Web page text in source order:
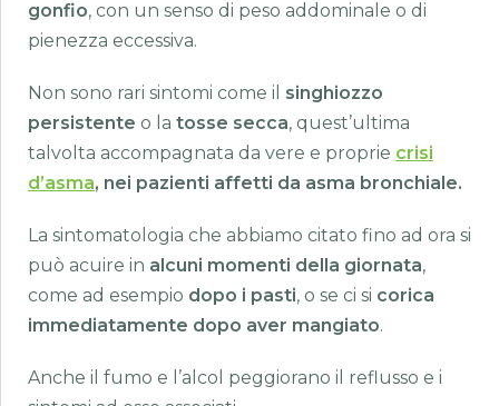
gonfio, con un senso di peso addominale o di
pienezza eccessiva.
Non sono rari sintomi come il singhiozzo
persistente o la tosse secca, quest’ultima
talvolta accompagnata da vere e proprie crisi
d’asma, nei pazienti affetti da asma bronchiale.
La sintomatologia che abbiamo citato fino ad ora si
può acuire in alcuni momenti della giornata,
come ad esempio dopo i pasti, o se ci si corica
immediatamente dopo aver mangiato.
Anche il fumo e l’alcol peggiorano il reflusso e i